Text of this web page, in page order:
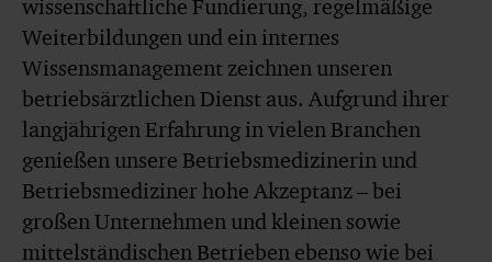
wissenschaftliche Fundierung, regelmäßige
Weiterbildungen und ein internes
Wissensmanagement zeichnen unseren
betriebsärztlichen Dienst aus. Aufgrund ihrer
langjährigen Erfahrung in vielen Branchen
genießen unsere Betriebsmedizinerin und
Betriebsmediziner hohe Akzeptanz – bei
großen Unternehmen und kleinen sowie
mittelständischen Betrieben ebenso wie bei